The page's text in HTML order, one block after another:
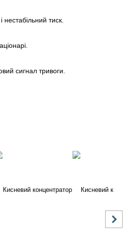
тиск.
сигнал тривоги.